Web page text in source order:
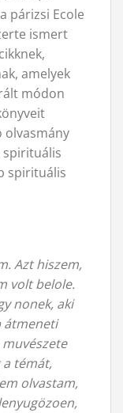
párizsi Ecole
ismert
amelyek
módon
olvasmány
spirituális
spirituális
Azt hiszem,
volt belole.
nonek, aki
átmeneti
a témát,
olvastam,